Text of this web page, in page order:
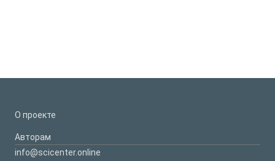
О проекте
Авторам
info@scicenter.online